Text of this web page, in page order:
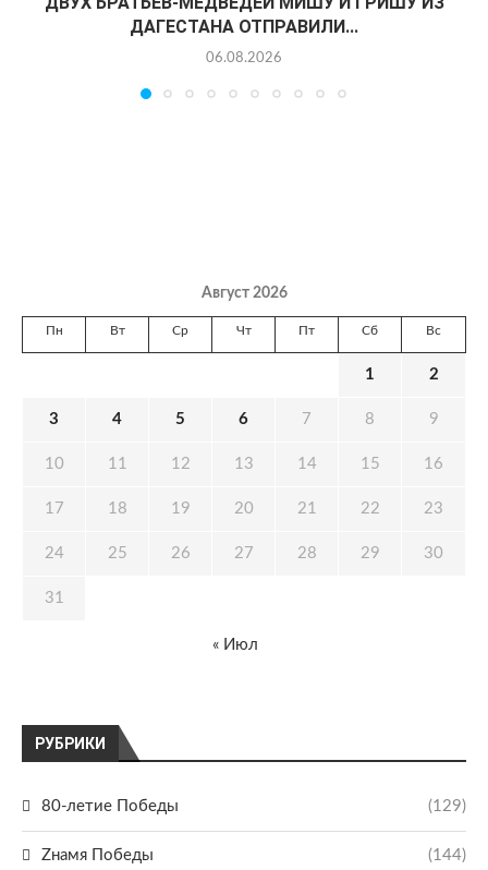
ДАГЕСТАНА ОТПРАВИЛИ...
06.08.2026
РУБРИКИ
80-летие Победы (129)
Zнамя Победы (144)
Август 2026
Пн Вт Ср Чт Пт Сб Вс
1 2
3 4 5 6 7 8 9
10 11 12 13 14 15 16
17 18 19 20 21 22 23
24 25 26 27 28 29 30
31
« Июл